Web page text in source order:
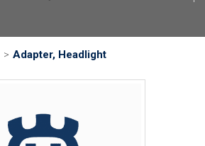
> Adapter, Headlight